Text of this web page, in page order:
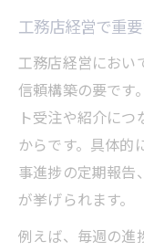
工務店経営で重
工務店経営におい
信頼構築の要です
ト受注や紹介に
からです。具体的
事進捗の定期報告
が挙げられます。
例えば、毎週の進